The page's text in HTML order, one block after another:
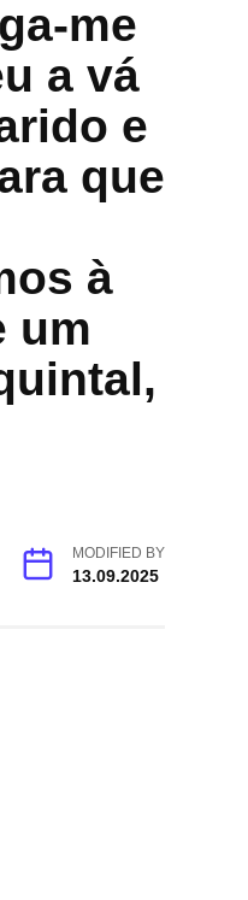
me
a vá
e
que
à
um
MODIFIED BY
13.09.2025